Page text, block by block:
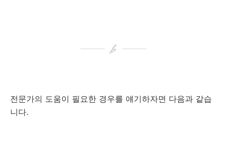
전문가의 도움이 필요한 경우를 얘기하자면 다음과 같습
니다.